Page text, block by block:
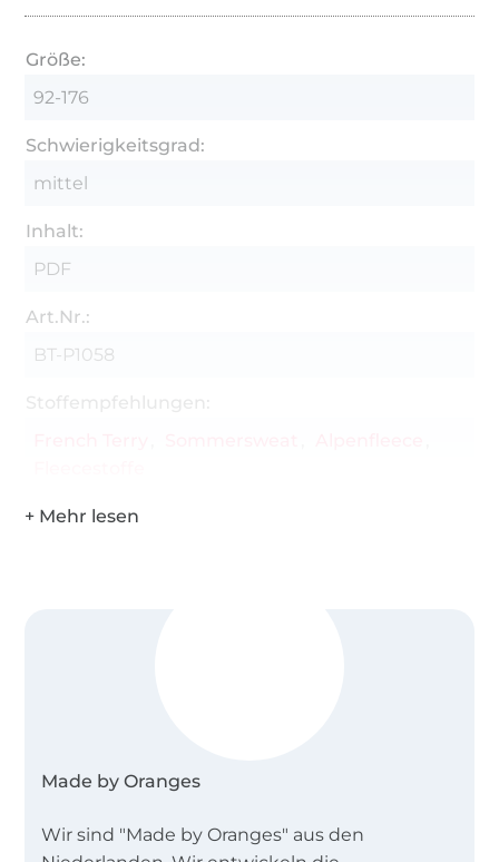
Größe:
92-176
Schwierigkeitsgrad:
mittel
Inhalt:
PDF
Art.Nr.:
BT-P1058
Stoffempfehlungen:
Made by Oranges
Wir sind "Made by Oranges" aus den